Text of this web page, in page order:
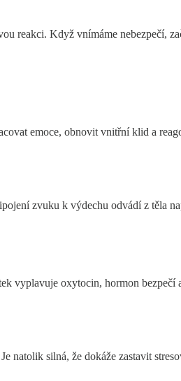
reakci. Když vnímáme nebezpečí,
emoce, obnovit vnitřní klid a
zvuku k výdechu odvádí z těla
vyplavuje oxytocin, hormon
natolik silná, že dokáže zastavit